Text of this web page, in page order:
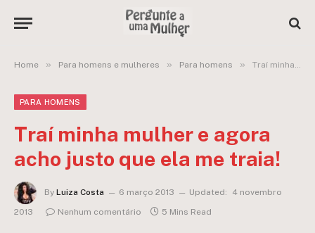
Home » Para homens e mulheres » Para homens » Traí minha mulher e agora acho justo que ela me traia!
PARA HOMENS
Traí minha mulher e agora
acho justo que ela me traia!
By Luiza Costa 6 março 2013 Updated:
4 novembro
2013
Nenhum comentário 5 Mins Read